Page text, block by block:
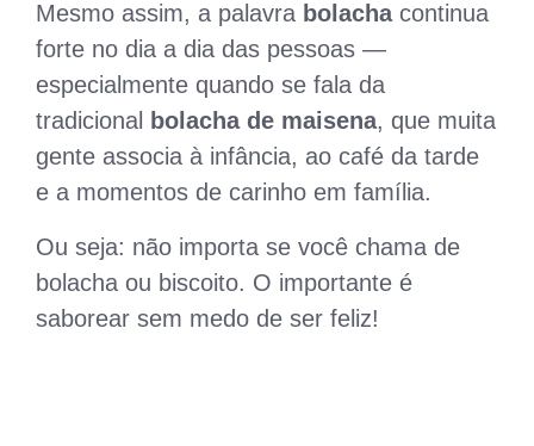
Mesmo assim, a palavra bolachacontinua
forte no dia a dia das pessoas —
especialmente quando se fala da
tradicional
bolacha de maisena, que muita
gente associa à infância, ao café da tarde
e a momentos de carinho em família.
Ou seja: não importa se você chama de
bolacha ou biscoito. O importante é
saborear sem medo de ser feliz!